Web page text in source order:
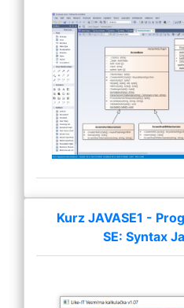
Kurz JAVASE1 -
SE: Syntax